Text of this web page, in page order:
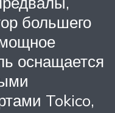
большего
оснащается
Tokico,